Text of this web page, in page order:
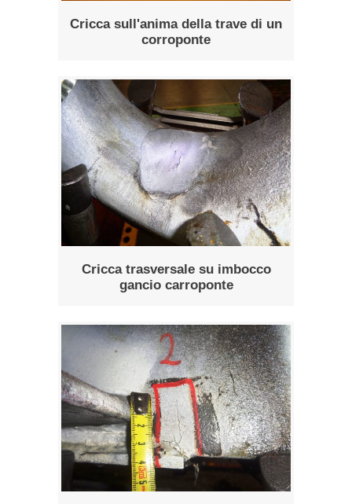
Cricca sull'anima della trave di un
corroponte
Cricca trasversale su imbocco
gancio carroponte